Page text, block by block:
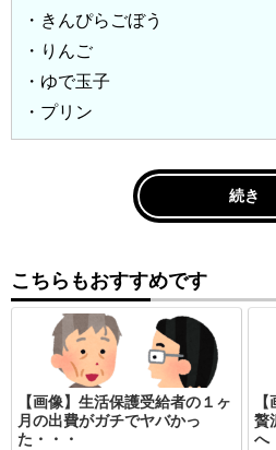
・きんぴらごぼう
・りんご
・ゆで玉子
・プリン
続き
こちらもおすすめです
【画像】生活保護受給者の１ヶ
月の出費がガチでヤバかっ
た・・・
贅
へ